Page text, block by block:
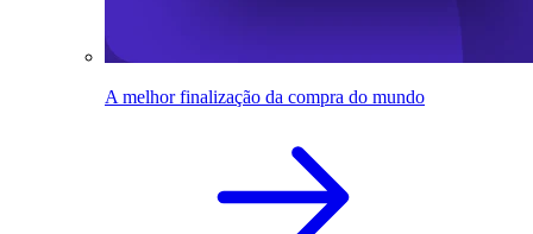
A melhor finalização da compra do mundo